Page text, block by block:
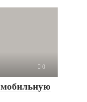
0
мобильную